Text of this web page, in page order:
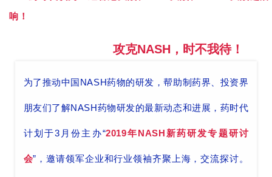
响！
攻克NASH，时不我待！
为了推动中国NASH药物的研发，帮助制药界、投资界
朋友们了解NASH药物研发的最新动态和进展，药时代
计划于3月份主办“2019年NASH新药研发专题研讨
会”，邀请领军企业和行业领袖齐聚上海，交流探讨。